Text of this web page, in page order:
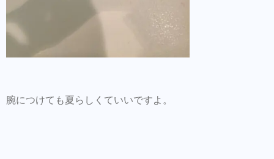
腕につけても夏らしくていいですよ。